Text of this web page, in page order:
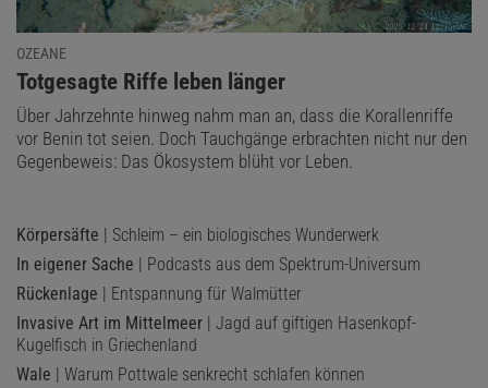
OZEANE
:
Totgesagte Riffe leben länger
Über Jahrzehnte hinweg nahm man an, dass die Korallenriffe
vor Benin tot seien. Doch Tauchgänge erbrachten nicht nur den
Gegenbeweis: Das Ökosystem blüht vor Leben.
Körpersäfte | Schleim – ein biologisches Wunderwerk
In eigener Sache | Podcasts aus dem Spektrum-Universum
Rückenlage | Entspannung für Walmütter
Invasive Art im Mittelmeer | Jagd auf giftigen Hasenkopf-
Kugelfisch in Griechenland
Wale | Warum Pottwale senkrecht schlafen können